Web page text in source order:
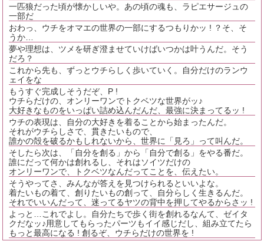
一匹狼だった頃が懐かしいや。あの頃の魂も、ラピエサージュの
一部だ
おわっ、ウチをオマエの世界の一部にするつもりかッ ! ？そ、そ
うか…
夢や理想は、ツメを研ぎ澄ませていけばいつかは叶うんだ。そう
だろ？
これから先も、ずっとウチらしく歩いていく。自分だけのランウ
ェイをな
もうすぐ完成しそうだぞ、P !
ウチらだけの、オンリーワンでトクベツな世界がッ♪
大好きなものをいっぱい詰め込んだんだ、最強に決まってるッ !
ウチの表現は、自分の大好きを着ることから始まったんだ。
それがウチらしさで、貫きたいもので、
誰かの殻を破るかもしれないから、世界に「見ろ」って叫んだ。
そしたら次は、「自分を創る」から「自分で創る」をやる番だ。
誰にだって何かは創れるし、それはソイツだけの
オンリーワンで、トクベツなんだってことを、伝えたい。
そうやってさ、みんなが答えを見つけられるといいよな。
着たいもの着て、創りたいもの創って、自分らしく生きるんだ。
それでいいんだって、迷ってるヤツの背中を押してやるからさッ !
よっと…これでよし。自分たちで歩く街を創れるなんて、ゼイタ
クだなッ♪用意してもらったパーツもイイ感じだし、組み立てたら
もっと最高になる ! 創るぞ、ウチらだけの世界を !